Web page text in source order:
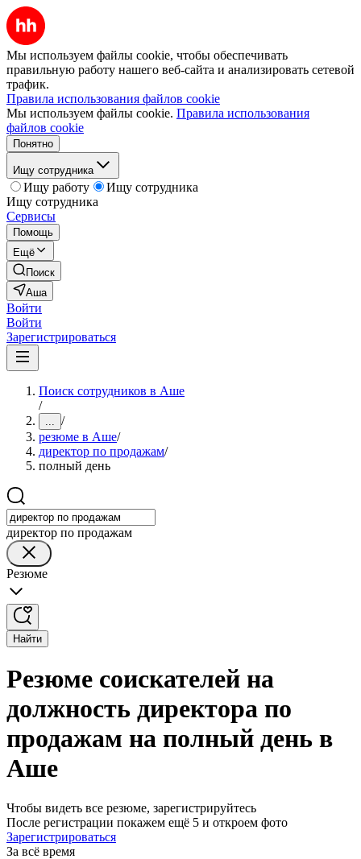
Мы используем файлы cookie, чтобы обеспечивать
правильную работу нашего веб-сайта и анализировать сетевой
трафик.
Правила использования файлов cookie
Мы используем файлы cookie. Правила использования
файлов cookie
Понятно
Ищу сотрудника
Ищу работу
Ищу сотрудника
Ищу сотрудника
Сервисы
Помощь
Ещё
Поиск
Аша
Войти
Войти
Зарегистрироваться
Поиск сотрудников в Аше
/
... /
резюме в Аше/
директор по продажам/
полный день
директор по продажам
Резюме
Найти
Резюме соискателей на
должность директора по
продажам на полный день в
Аше
Чтобы видеть все резюме, зарегистрируйтесь
После регистрации покажем ещё 5 и откроем фото
Зарегистрироваться
За всё время